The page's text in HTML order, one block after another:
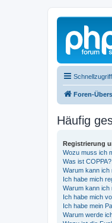
Schnellzugriff
Foren-
Häufig
Registrierung
Wozu muss ich
Was ist COPPA?
Warum kann ich
Ich habe mich
Warum kann ich
Ich habe mich
Ich habe mein
Warum werde